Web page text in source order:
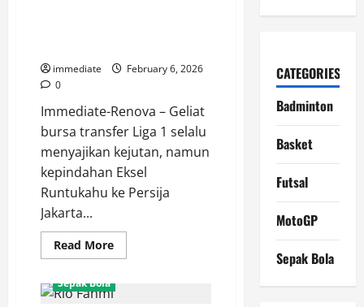
Persija
Jakarta
immediate
February 6, 2026
0
Immediate-Renova – Geliat
bursa transfer Liga 1 selalu
menyajikan kejutan, namun
kepindahan Eksel
Runtukahu ke Persija
Jakarta...
Read MoreRead
more
yang
Sepak Bola
CATEGORIES
Badminton
Basket
Futsal
MotoGP
Sepak Bola